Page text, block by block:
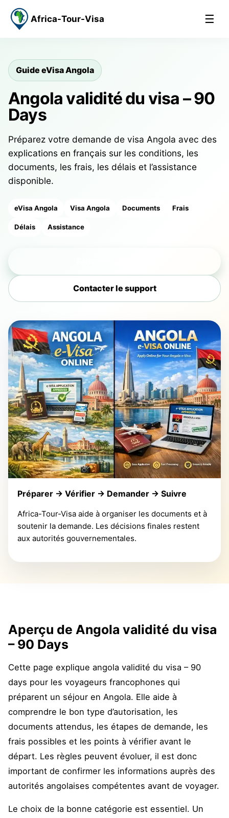
Africa-Tour-Visa ☰
Guide eVisa Angola
Angola validité du visa – 90
Days
Préparez votre demande de visa Angola avec des
explications en français sur les conditions, les
documents, les frais, les délais et l’assistance
disponible.
eVisa Angola Visa Angola Documents Frais
Délais Assistance
Contacter le support
Préparer → Vérifier → Demander → Suivre
Africa-Tour-Visa aide à organiser les documents et à
soutenir la demande. Les décisions finales restent
aux autorités gouvernementales.
Aperçu de Angola validité du visa
– 90 Days
Cette page explique angola validité du visa – 90
days pour les voyageurs francophones qui
préparent un séjour en Angola. Elle aide à
comprendre le bon type d’autorisation, les
documents attendus, les étapes de demande, les
frais possibles et les points à vérifier avant le
départ. Les règles peuvent évoluer, il est donc
important de confirmer les informations auprès des
autorités angolaises compétentes avant de voyager.
Le choix de la bonne catégorie est essentiel. Un